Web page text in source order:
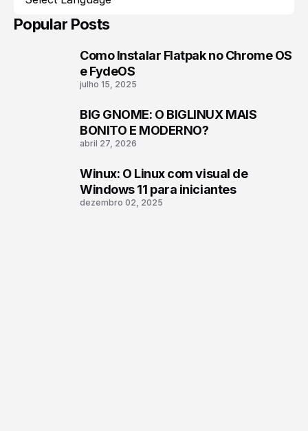
Popular Posts
Como Instalar Flatpak no Chrome OS
e FydeOS
julho 15, 2025
BIG GNOME: O BIGLINUX MAIS
BONITO E MODERNO?
abril 27, 2026
Winux: O Linux com visual de
Windows 11 para iniciantes
dezembro 02, 2025